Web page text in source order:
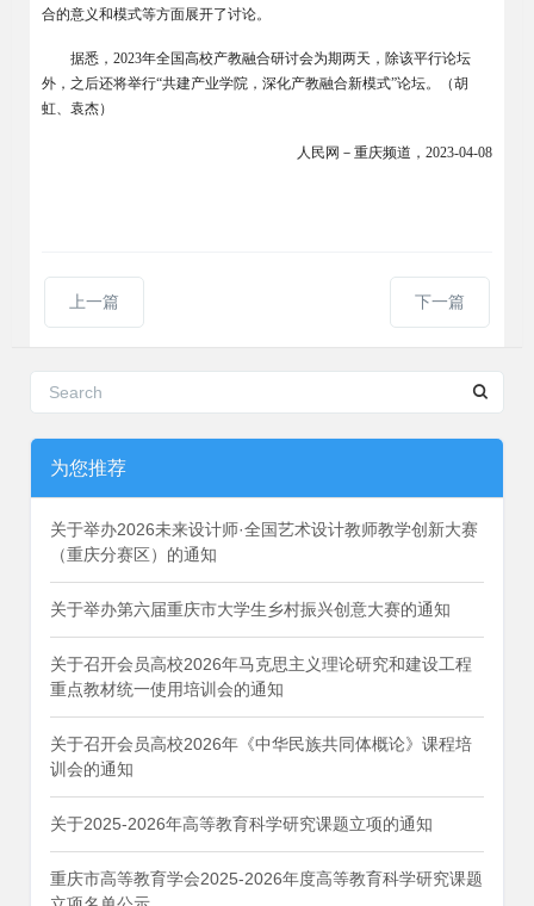
合的意义和模式等方面展开了讨论。
据悉，2023年全国高校产教融合研讨会为期两天，除该平行论坛
外，之后还将举行“共建产业学院，深化产教融合新模式”论坛。（胡
虹、袁杰）
人民网－重庆频道，2023-04-08
上一篇 下一篇
为您推荐
关于举办2026未来设计师·全国艺术设计教师教学创新大赛
（重庆分赛区）的通知
关于举办第六届重庆市大学生乡村振兴创意大赛的通知
关于召开会员高校2026年马克思主义理论研究和建设工程
重点教材统一使用培训会的通知
关于召开会员高校2026年《中华民族共同体概论》课程培
训会的通知
关于2025-2026年高等教育科学研究课题立项的通知
重庆市高等教育学会2025-2026年度高等教育科学研究课题